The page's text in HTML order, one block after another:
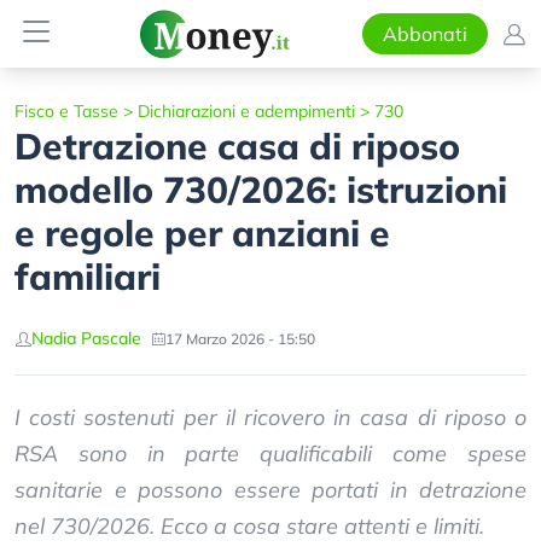
Abbonati
Fisco e Tasse > Dichiarazioni e adempimenti > 730
Detrazione casa di riposo
modello 730/2026: istruzioni
e regole per anziani e
familiari
Nadia Pascale 17 Marzo 2026 - 15:50
I costi sostenuti per il ricovero in casa di riposo o
RSA sono in parte qualificabili come spese
sanitarie e possono essere portati in detrazione
nel 730/2026. Ecco a cosa stare attenti e limiti.